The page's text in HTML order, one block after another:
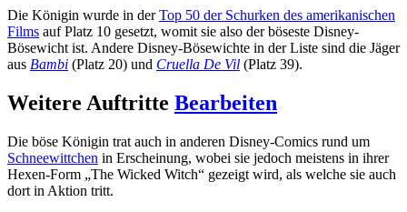
Die Königin wurde in derTop 50 der Schurken des amerikanischen
Films auf Platz 10 gesetzt, womit sie also der böseste Disney-
Bösewicht ist. Andere Disney-Bösewichte in der Liste sind die Jäger
aus Bambi (Platz 20) und Cruella De Vil (Platz 39).
Weitere Auftritte Bearbeiten
Die böse Königin trat auch in anderen Disney-Comics rund um
Schneewittchen in Erscheinung, wobei sie jedoch meistens in ihrer
Hexen-Form „The Wicked Witch“ gezeigt wird, als welche sie auch
dort in Aktion tritt.